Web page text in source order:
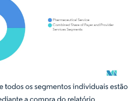
O reuso requer atribuição conforme CC BY 4.0.